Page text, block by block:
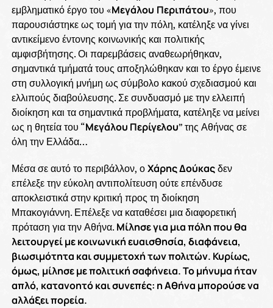
εμβληματικό έργο του «Μεγάλου Περιπάτου», που
παρουσιάστηκε ως τομή για την πόλη, κατέληξε να γίνει
αντικείμενο έντονης κοινωνικής και πολιτικής
αμφισβήτησης. Οι παρεμβάσεις αναθεωρήθηκαν,
σημαντικά τμήματά τους αποξηλώθηκαν και το έργο έμεινε
στη συλλογική μνήμη ως σύμβολο κακού σχεδιασμού και
ελλιπούς διαβούλευσης. Σε συνδυασμό με την ελλειπή
διοίκηση και τα σημαντικά προβλήματα, κατέληξε να μείνει
ως η θητεία του “Μεγάλου Περίγελου” της Αθήνας σε
όλη την Ελλάδα…
Μέσα σε αυτό το περιβάλλον, οΧάρης Δούκαςδεν
επέλεξε την εύκολη αντιπολίτευση ούτε επένδυσε
αποκλειστικά στην κριτική προς τη διοίκηση
Μπακογιάννη. Επέλεξε να καταθέσει μια διαφορετική
πρόταση για την Αθήνα. Μίλησε για μια πόλη που θα
λειτουργεί με κοινωνική ευαισθησία, διαφάνεια,
βιωσιμότητα και συμμετοχή των πολιτών. Κυρίως,
όμως, μίλησε με πολιτική σαφήνεια. Το μήνυμα ήταν
απλό, κατανοητό και συνεπές: η Αθήνα μπορούσε να
αλλάξει πορεία.